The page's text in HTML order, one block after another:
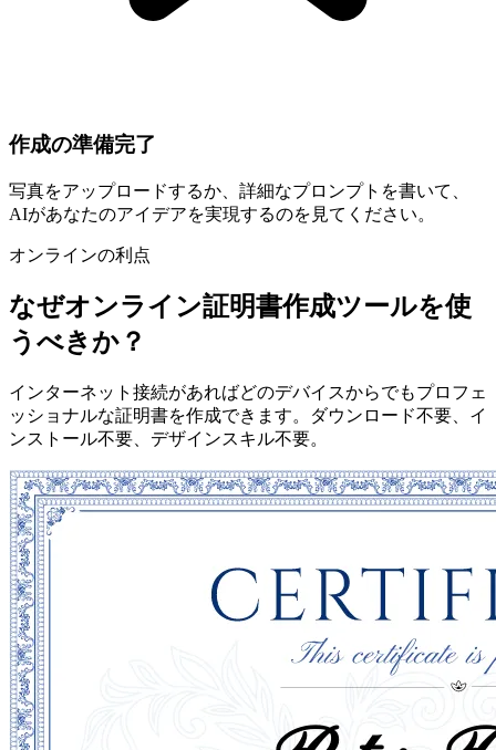
作成の準備完了
写真をアップロードするか、詳細なプロンプトを書いて、
AIがあなたのアイデアを実現するのを見てください。
オンラインの利点
なぜオンライン証明書作成ツールを使
うべきか？
インターネット接続があればどのデバイスからでもプロフェ
ッショナルな証明書を作成できます。ダウンロード不要、イ
ンストール不要、デザインスキル不要。